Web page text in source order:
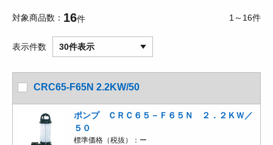
対象商品数 16件 1～16件
表示件数 30件表示
CRC65-F65N 2.2KW/50
ポンプ ＣＲＣ６５－Ｆ６５Ｎ ２．２ＫＷ／
５０
標準価格（税抜）： ー